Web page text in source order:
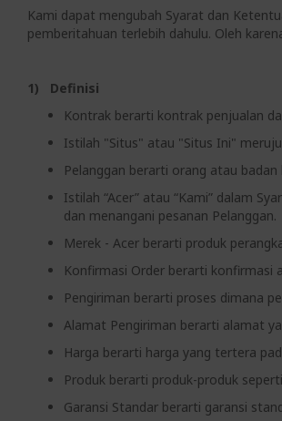
Kami dapat mengubah Syarat dan
pemberitahuan terlebih dahulu. Oleh
1) Definisi
Kontrak berarti kontrak penjualan
Istilah "Situs" atau "Situs Ini"
Pelanggan berarti orang atau
Istilah “Acer” atau “Kami” dalam
dan menangani pesanan Pelanggan.
Merek - Acer berarti produk
Konfirmasi Order berarti konfirmasi
Pengiriman berarti proses dimana
Alamat Pengiriman berarti alamat
Harga berarti harga yang tertera
Produk berarti produk-produk
Garansi Standar berarti garansi